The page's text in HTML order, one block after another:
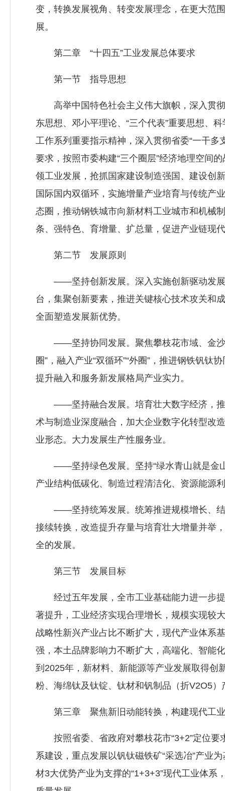
变，转换发展视角、转变发展理念，在更大范
展。
第二章 “十四五”工业发展总体要求
第一节 指导思想
高举中国特色社会主义伟大旗帜，深入贯彻
东思想、邓小平理论、“三个代表”重要思想、
工作系列重要指示精神，深入贯彻省委“一干多
要求，按照市委构建“三个圈层”经济地理空间
领工业发展，抢抓国家建设制造强国、建设创
国际国内双循环，实施增量产业培育与传统产
态圈，推动钢铁城市向新材料工业城市和机械
条、强特色、育增量、扩总量，促进产业链现
第二节 发展原则
——坚持创新发展。深入实施创新驱动发展
台，集聚创新要素，推进关键核心技术攻关和
全面塑造发展新优势。
——坚持协同发展。聚焦攀枝花市域、金沙江
圈”，融入产业“双循环”“外圈”，推进钢铁钒
提升融入和服务新发展格局产业实力。
——坚持融合发展。培育壮大数字经济，推
术与制造业深度融合，加大企业数字化转型改
业形态。大力发展生产性服务业。
——坚持绿色发展。坚持“绿水青山就是金山
产业结构低碳化、制造过程清洁化、资源能源
——坚持统筹发展。统筹推进规模增长、结
接续转换，改造提升存量与培育壮大增量并举
全的发展。
第三节 发展目标
经过五年发展，全市工业基础能力进一步提
著提升，工业经济实现合理增长，规模实现较
战略性新兴产业占比不断扩大，现代产业体系
强，本土品牌影响力不断扩大，高端化、智能
到2025年，新材料、新能源等产业发展取得创
粉、海绵钛及钛锭、钛材和钒制品（折V2O5
第三章 聚焦新旧动能转换，构建现代工
按照省委、省政府对攀枝花市“3+2”定位要
系建设，重点发展以钒钛磁铁矿“采选冶”产业
材3大优势产业为支撑的“1+3+3”现代工业体